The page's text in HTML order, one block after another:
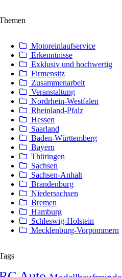
Motoreinlaufservice
Erkenntnisse
Exklusiv und hochwertig
Firmensitz
Zusammenarbeit
Veranstaltung
Nordrhein-Westfalen
Rheinland-Pfalz
Hessen
Saarland
Baden-Württemberg
Bayern
Thüringen
Sachsen
Sachsen-Anhalt
Brandenburg
Niedersachsen
Bremen
Hamburg
Schleswig-Holstein
Mecklenburg-Vorpommern